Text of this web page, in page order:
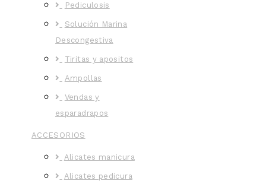
Pediculosis
Solución Marina
Descongestiva
Tiritas y apositos
Ampollas
Vendas y
esparadrapos
ACCESORIOS
Alicates manicura
Alicates pedicura